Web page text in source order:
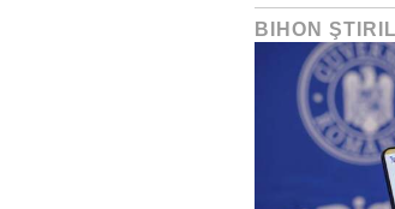
BIHON